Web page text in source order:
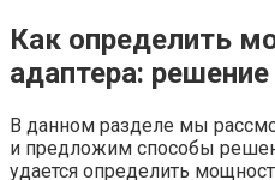
Как определить
адаптера:
В данном разделе мы
и предложим способы
удается определить